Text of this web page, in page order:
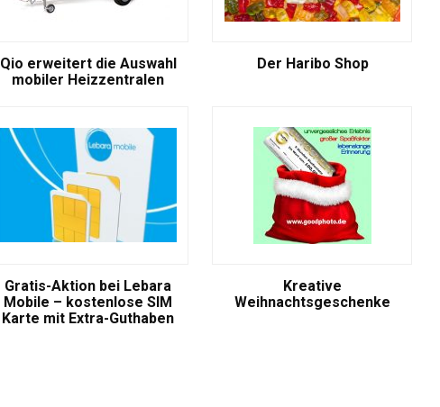
Qio erweitert die Auswahl
mobiler Heizzentralen
Der Haribo Shop
Gratis-Aktion bei Lebara
Mobile – kostenlose SIM
Karte mit Extra-Guthaben
Kreative
Weihnachtsgeschenke